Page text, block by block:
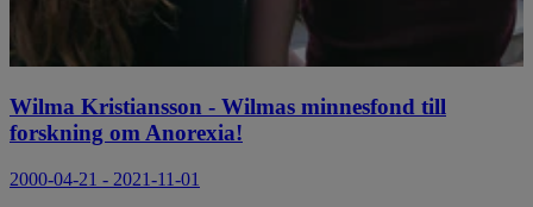
Wilma Kristiansson - Wilmas minnesfond till
forskning om Anorexia!
2000-04-21 - 2021-11-01